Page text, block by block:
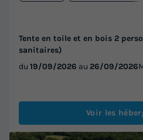
Tente en toile et en bois 2
sanitaires)
du 19/09/2026 au 26/09/2026
Voir les